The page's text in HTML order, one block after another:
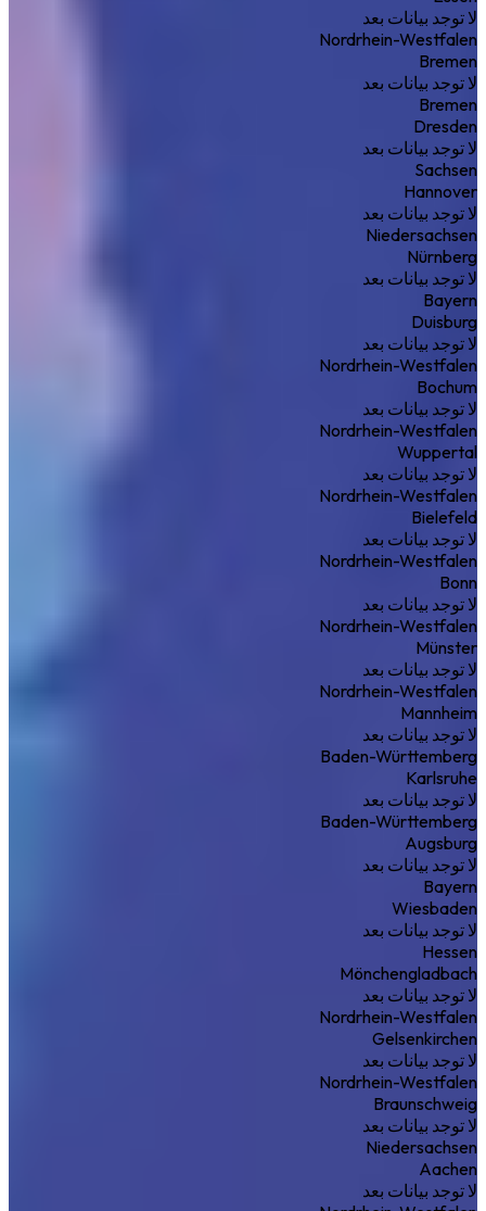
لا توجد بيانات بعد
Nordrhein-Westfalen
Bremen
لا توجد بيانات بعد
Bremen
Dresden
لا توجد بيانات بعد
Sachsen
Hannover
لا توجد بيانات بعد
Niedersachsen
Nürnberg
لا توجد بيانات بعد
Bayern
Duisburg
لا توجد بيانات بعد
Nordrhein-Westfalen
Bochum
لا توجد بيانات بعد
Nordrhein-Westfalen
Wuppertal
لا توجد بيانات بعد
Nordrhein-Westfalen
Bielefeld
لا توجد بيانات بعد
Nordrhein-Westfalen
Bonn
لا توجد بيانات بعد
Nordrhein-Westfalen
Münster
لا توجد بيانات بعد
Nordrhein-Westfalen
Mannheim
لا توجد بيانات بعد
Baden-Württemberg
Karlsruhe
لا توجد بيانات بعد
Baden-Württemberg
Augsburg
لا توجد بيانات بعد
Bayern
Wiesbaden
لا توجد بيانات بعد
Hessen
Mönchengladbach
لا توجد بيانات بعد
Nordrhein-Westfalen
Gelsenkirchen
لا توجد بيانات بعد
Nordrhein-Westfalen
Braunschweig
لا توجد بيانات بعد
Niedersachsen
Aachen
لا توجد بيانات بعد